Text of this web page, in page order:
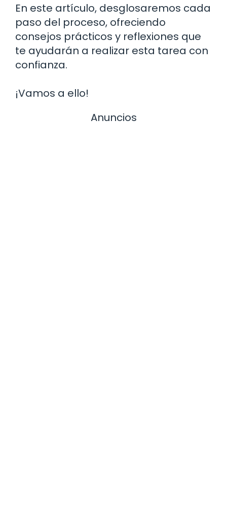
En este artículo, desglosaremos cada
paso del proceso, ofreciendo
consejos prácticos y reflexiones que
te ayudarán a realizar esta tarea con
confianza.
¡Vamos a ello!
Anuncios